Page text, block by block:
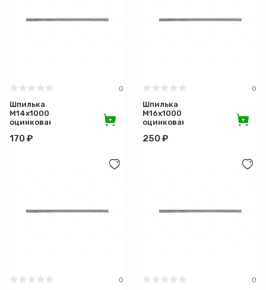
0
Шпилька
М14х1000
оцинкованная
170 ₽
0
Шпилька
М16х1000
оцинкованная
250 ₽
0 0